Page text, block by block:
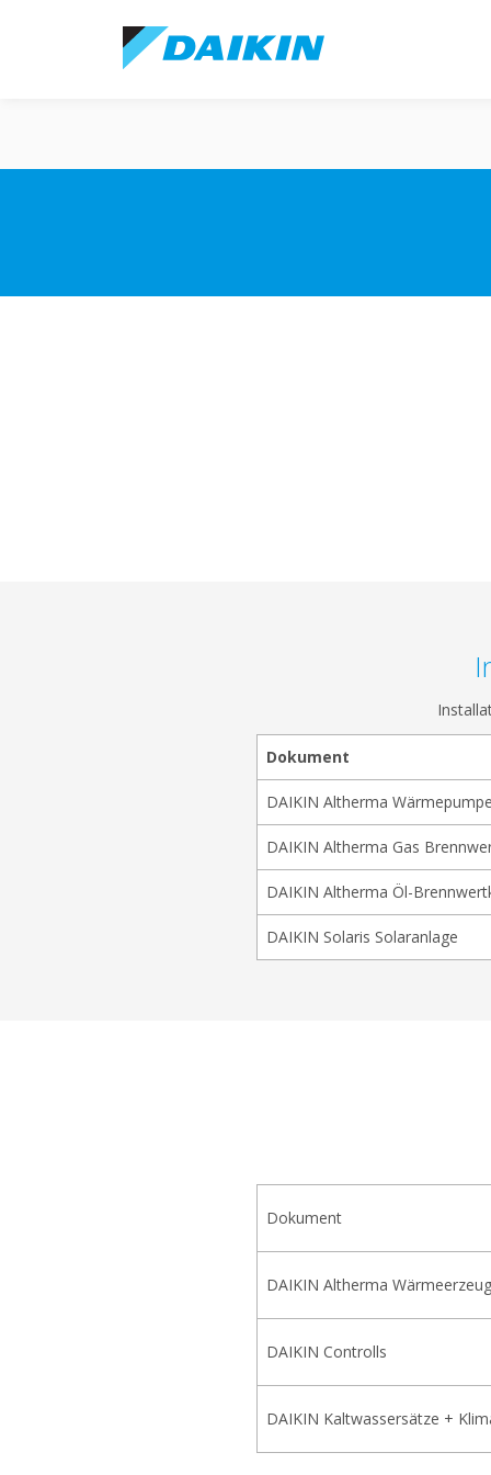
Dokument
DAIKIN Altherma Wärmepumpe
DAIKIN Altherma Gas
DAIKIN Altherma Öl-
DAIKIN Solaris Solaranlage
Dokument
DAIKIN Altherma
DAIKIN Controlls
DAIKIN Kaltwassersätze +